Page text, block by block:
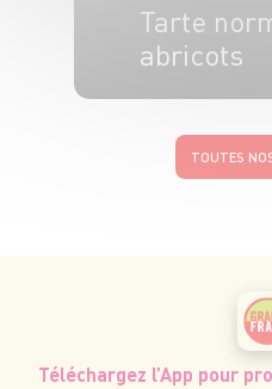
Tarte
abricots
TOUTES
Téléchargez l’App pour